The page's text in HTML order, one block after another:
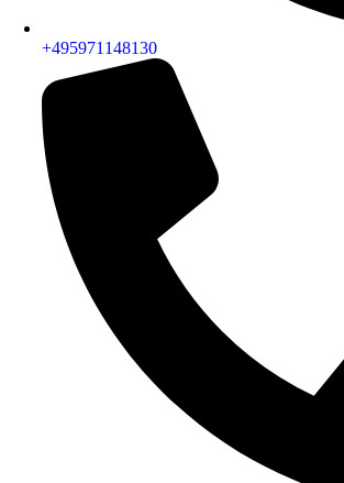
+495971148130